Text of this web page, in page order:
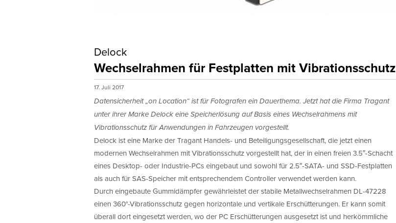
Delock
Wechselrahmen für Festplatten mit Vibrationsschutz
17. Juli 2017
Datensicherheit „on Location“ ist für Fotografen ein Dauerthema. Jetzt hat die Firma Tragant
unter ihrer Marke Delock eine Speicherlösung auf Basis eines Wechselrahmens mit
Vibrationsschutz für Anwendungen in Fahrzeugen vorgestellt.
Delock ist eine Marke der Tragant Handels- und Beteiligungsgesellschaft, die jetzt einen
modernen Wechselrahmen mit Vibrationsschutz vorgestellt hat, der in einen freien 3.5″-Schacht
eines Desktop- oder Industrie-PCs eingebaut und sowohl für 2.5″-SATA- und SSD-Festplatten
als auch für SAS-Speicher mit entsprechendem Controller verwendet werden kann.
Durch eingebaute Gummidämpfer gewährleistet der stabile Metallwechselrahmen DL-47228
einen 360°-Vibrationsschutz gegen horizontale und vertikale Erschütterungen. Er kann somit
überall dort eingesetzt werden, wo der PC Erschütterungen ausgesetzt ist und herkömmliche